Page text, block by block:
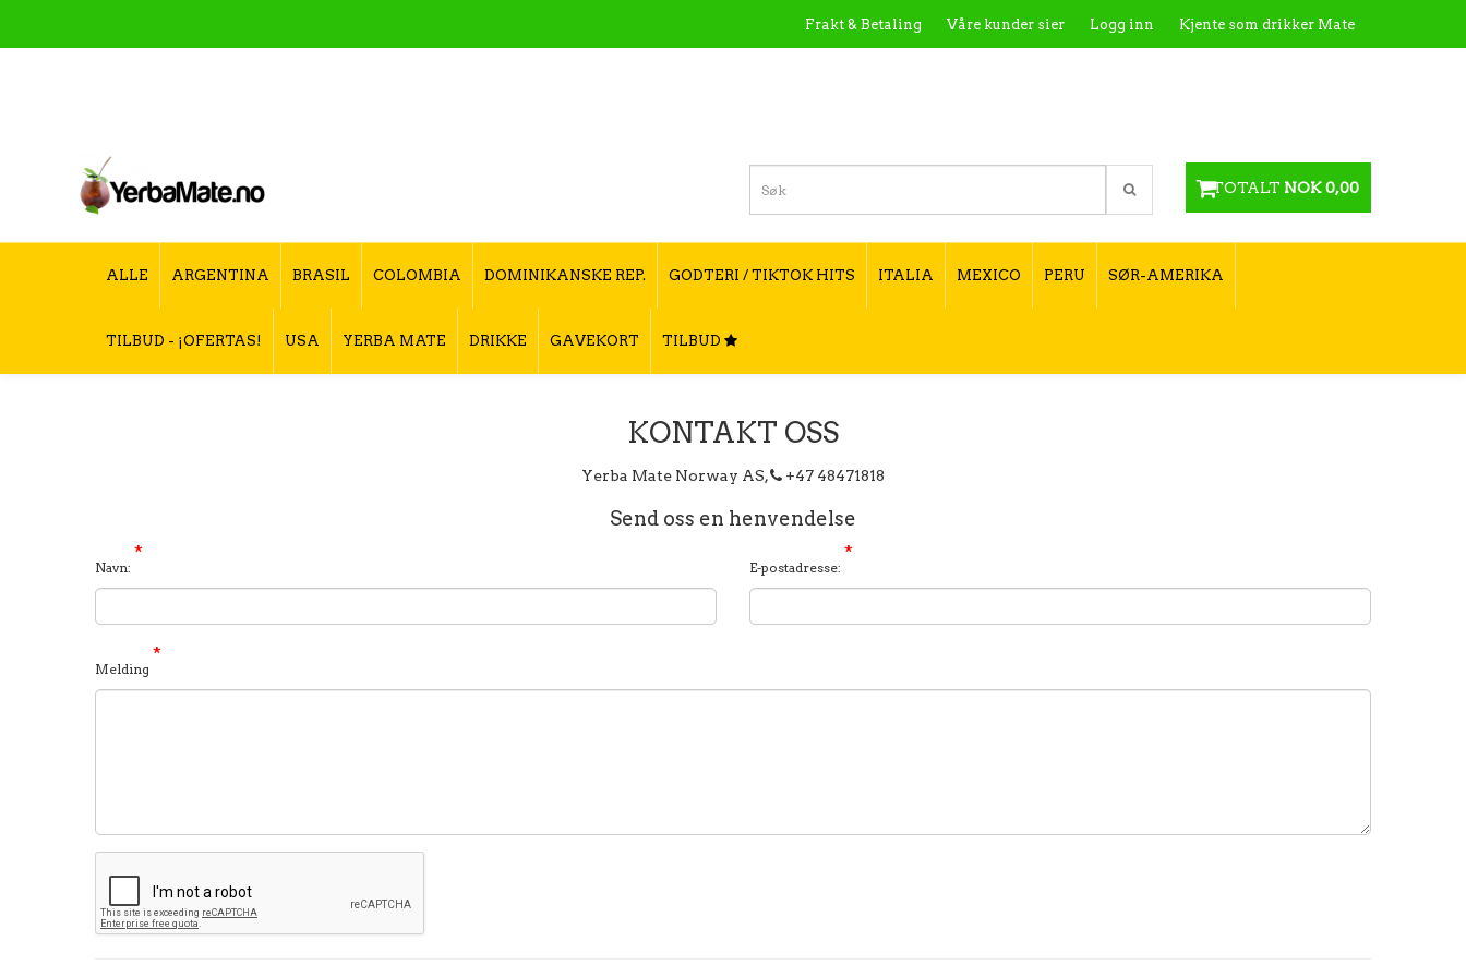
Frakt & Betaling Våre kunder sier Logg inn Kjente som drikker Mate
TOTALT NOK 0,00
ALLE ARGENTINA BRASIL COLOMBIA DOMINIKANSKE REP. GODTERI / TIKTOK HITS ITALIA MEXICO PERU SØR-AMERIKA
TILBUD - ¡OFERTAS! USA YERBA MATE DRIKKE GAVEKORT TILBUD
KONTAKT OSS
Yerba Mate Norway AS, +47 48471818
Send oss en henvendelse
Navn:
*
E-postadresse:
*
Melding
*